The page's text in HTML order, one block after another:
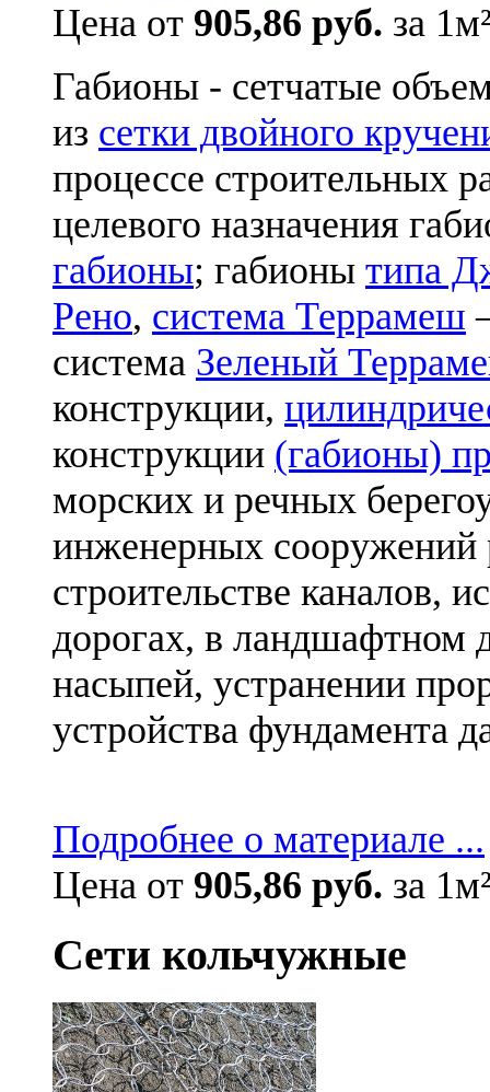
Цена от 905,86 руб. за
Габионы - сетчатые
из сетки двойного
процессе строительных
целевого назначения
габионы; габионы типа
Рено, система Террамеш
система Зеленый
конструкции,
конструкции (габионы)
морских и речных
инженерных сооружений
строительстве каналов,
дорогах, в ландшафтном
насыпей, устранении
устройства фундамента
Подробнее о материале ...
Цена от 905,86 руб. за
Сети кольчужные